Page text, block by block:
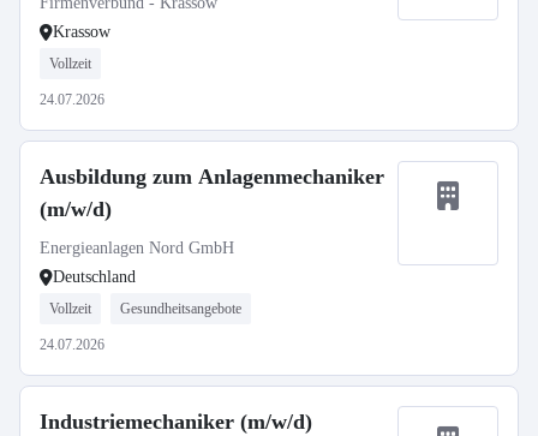
Krassow
Vollzeit
24.07.2026
Ausbildung zum Anlagenmechaniker
(m/w/d)
Energieanlagen Nord GmbH
Deutschland
Vollzeit Gesundheitsangebote
24.07.2026
Industriemechaniker (m/w/d)